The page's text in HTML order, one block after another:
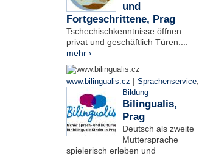
und
Fortgeschrittene, Prag
Tschechischkenntnisse öffnen
privat und geschäftlich Türen....
mehr ›
www.bilingualis.cz | Sprachenservice,
Bildung
Bilingualis,
Prag
Deutsch als zweite
Muttersprache
spielerisch erleben und